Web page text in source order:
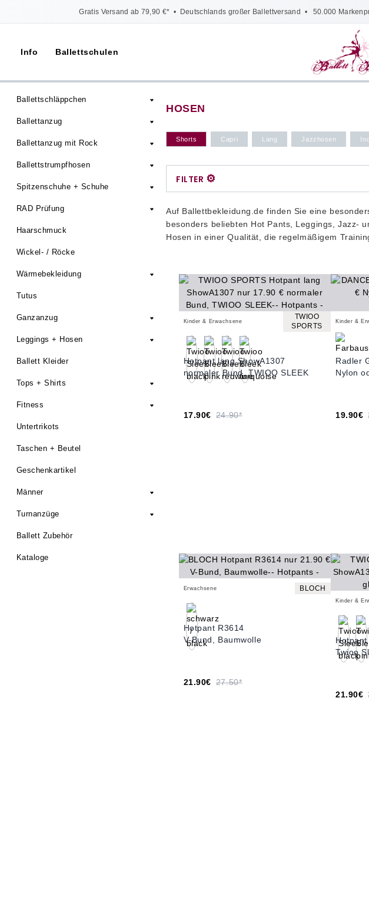
Gratis Versand ab 79,90 €* • Deutschlands großer Ballettversand • 50.000
Info Ballettschulen
Ballettschläppchen
Ballettanzug
Ballettanzug mit Rock
Ballettstrumpfhosen
Spitzenschuhe + Schuhe
RAD Prüfung
Haarschmuck
Wickel- / Röcke
Wärmebekleidung
Tutus
Ganzanzug
Leggings + Hosen
Ballett Kleider
Tops + Shirts
Fitness
Untertrikots
Taschen + Beutel
Geschenkartikel
Männer
Turnanzüge
Ballett Zubehör
Kataloge
HOSEN
Shorts Capri Lang Jazzhosen
FILTER ⚙
Auf Ballettbekleidung.de finden Sie eine
besonders beliebten Hot Pants, Leggings, Jazz-
Hosen in einer Qualität, die regelmäßigem
Kinder & Erwachsene
TWIOO
SPORTS
Hotpant lang ShowA1307
normaler Bund, TWIOO SLEEK
17.90€ 24.90*
Kinder &
Radler
Nylon
19.90€
Erwachsene BLOCH
Hotpant R3614
V-Bund, Baumwolle
21.90€ 27.50*
Kinder &
Twioo
21.90€